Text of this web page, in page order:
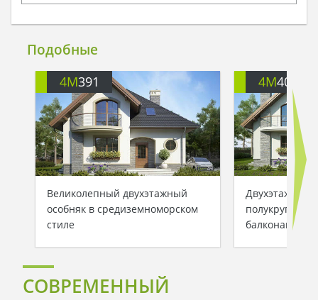
Подобные
4M391
Великолепный двухэтажный
особняк в средиземноморском
стиле
4M401
Двухэтажный
балконами
СОВРЕМЕННЫЙ